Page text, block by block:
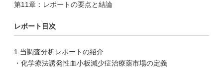
第11章：レポートの要点と結論
レポート目次
1 当調査分析レポートの紹介
・化学療法誘発性血小板減少症治療薬市場の定義